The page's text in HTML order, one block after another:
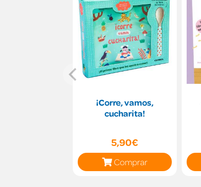
¡Corre, vamos,
cucharita!
5,90€
Comprar